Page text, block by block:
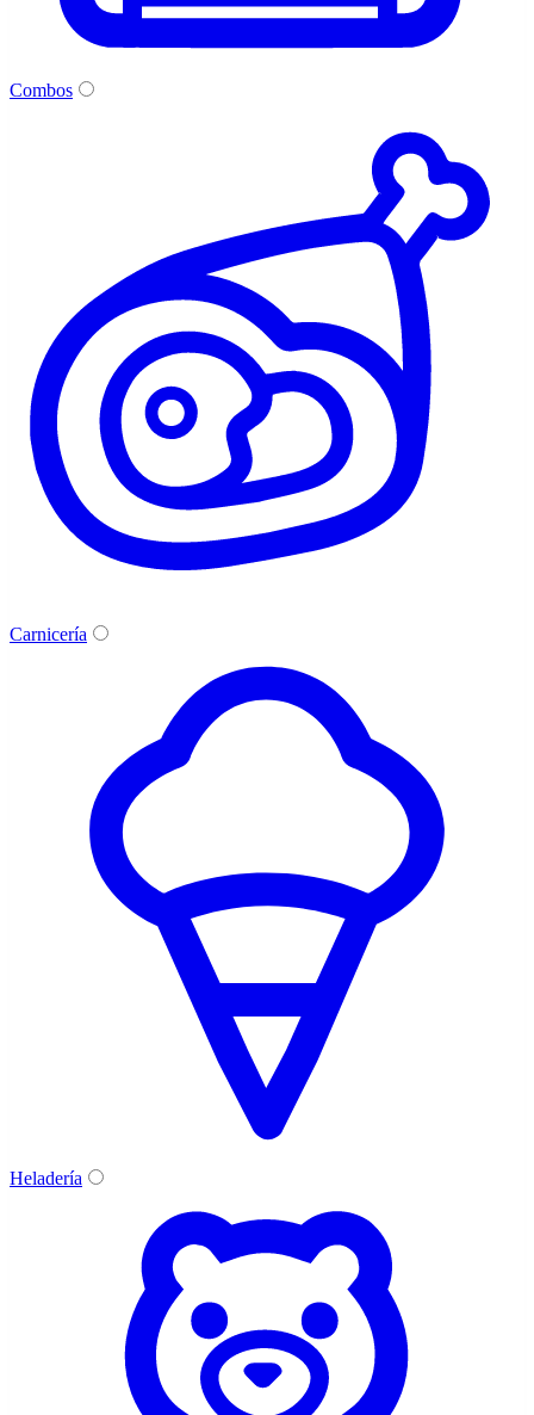
Combos
Carnicería
Heladería